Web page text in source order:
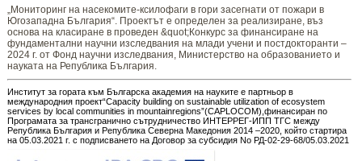
„Мониторинг ​​​на ​​насекомите-ксилофаги в гори засегнати от пожари в
Югозападна България“. Проектът е определен за реализиране, въз
основа на класиране в проведен &quot;Конкурс за финансиране на
фундаментални научни изследвания на млади учени и постдокторанти –
2024 г. от Фонд научни изследвания, Министерство на образованието и
науката на Република България.
Институт за гората към Българска академия на науките е партньор в
международния проект“Capacity building on sustainable utilization of ecosystem
services by local communities in mountainregions”(CAPLOCOM),финансиран по
Програмата за трансгранично сътрудничество ИНТЕРРЕГ-ИПП ТГС между
Република България и Република Северна Македония 2014 –2020, който стартира
на 05.03.2021 г. с подписването на Договор за субсидия No РД-02-29-68/05.03.2021